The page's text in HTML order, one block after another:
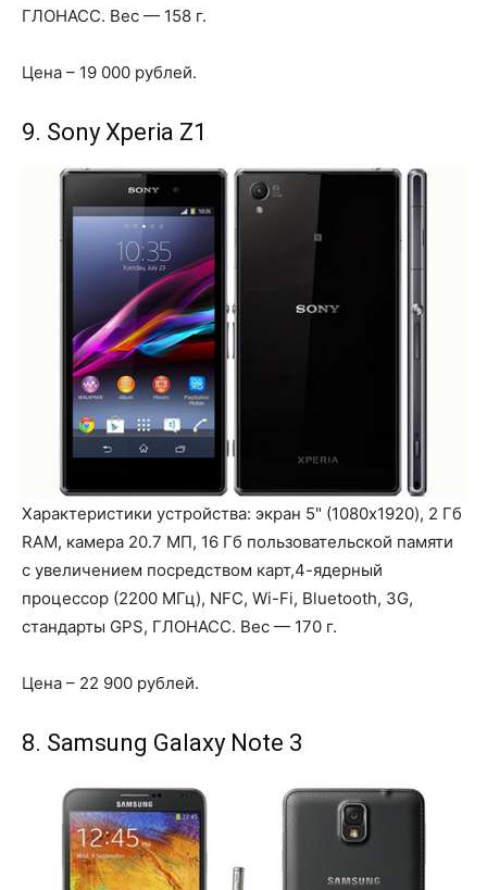
ГЛОНАСС. Вес — 158 г.
Цена – 19 000 рублей.
9. Sony Xperia Z1
Характеристики устройства: экран 5" (1080x1920), 2 Гб
RAM, камера 20.7 МП, 16 Гб пользовательской памяти
с увеличением посредством карт,4-ядерный
процессор (2200 МГц), NFC, Wi-Fi, Bluetooth, 3G,
стандарты GPS, ГЛОНАСС. Вес — 170 г.
Цена – 22 900 рублей.
8. Samsung Galaxy Note 3